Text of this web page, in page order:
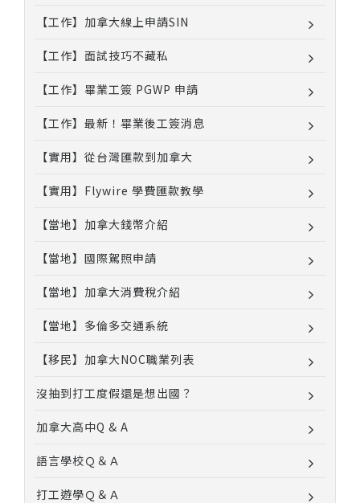
【工作】加拿大線上申請SIN
【工作】面試技巧不藏私
【工作】畢業工簽 PGWP 申請
【工作】最新！畢業後工簽消息
【實用】從台灣匯款到加拿大
【實用】Flywire 學費匯款教學
【當地】加拿大錢幣介紹
【當地】國際駕照申請
【當地】加拿大消費稅介紹
【當地】多倫多交通系統
【移民】加拿大NOC職業列表
沒抽到打工度假還是想出國？
加拿大高中Q & A
語言學校Ｑ＆Ａ
打工遊學Ｑ＆Ａ